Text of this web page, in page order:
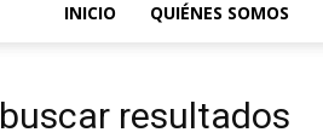
INICIO QUIÉNES SOMOS
buscar resultados